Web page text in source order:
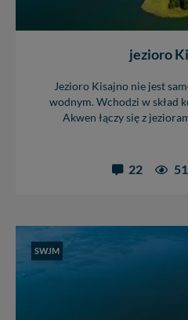
jezioro
Jezioro Kisajno nie jest
wodnym. Wchodzi w skład
Akwen łączy się z
22
SWJM